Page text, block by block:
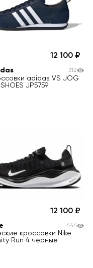
12 100
adidas VS JOG
JP5759
312
12 100
кроссовки Nike
Run 4 черные
444